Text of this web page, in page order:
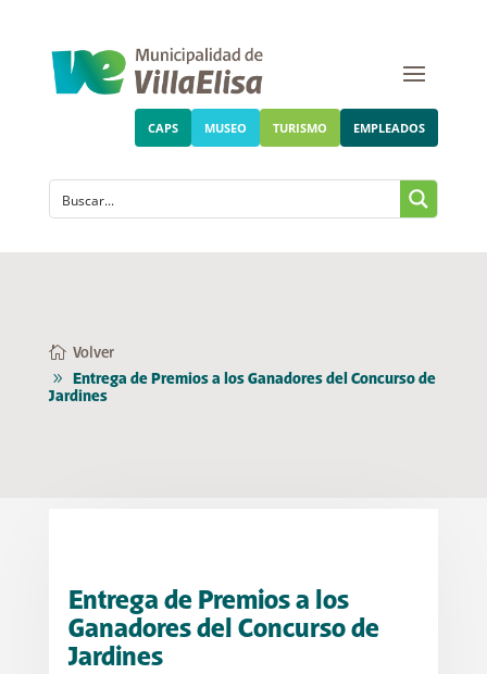
CAPS MUSEO TURISMO EMPLEADOS
Volver
Entrega de Premios a los Ganadores del Concurso de
Jardines
Entrega de Premios a los
Ganadores del Concurso de
Jardines